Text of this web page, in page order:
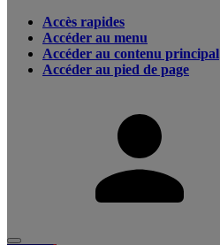
Accès rapides
Accéder au menu
Accéder au contenu principal
Accéder au pied de page